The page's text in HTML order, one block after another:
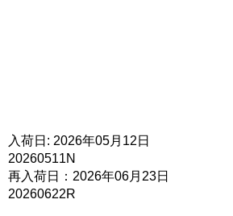
入荷日: 2026年05月12日
20260511N
再入荷日：2026年06月23日
20260622R